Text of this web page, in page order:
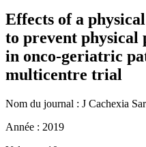
Effects of a
to prevent physical
in onco-geriatric
multicentre trial
Nom du journal : J Cachexia
Année : 2019